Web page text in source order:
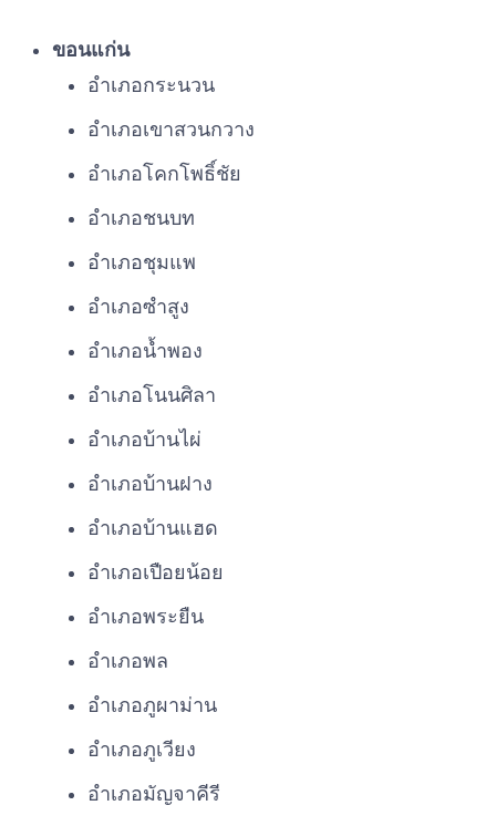
ขอนแก่น
อำเภอกระนวน
อำเภอเขาสวนกวาง
อำเภอโคกโพธิ์ชัย
อำเภอชนบท
อำเภอชุมแพ
อำเภอซำสูง
อำเภอน้ำพอง
อำเภอโนนศิลา
อำเภอบ้านไผ่
อำเภอบ้านฝาง
อำเภอบ้านแฮด
อำเภอเปือยน้อย
อำเภอพระยืน
อำเภอพล
อำเภอภูผาม่าน
อำเภอภูเวียง
อำเภอมัญจาคีรี